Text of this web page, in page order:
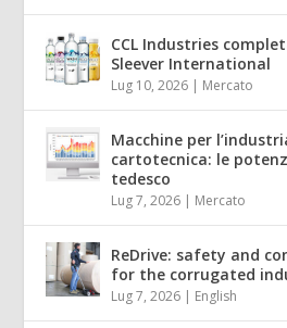
CCL Industries
Sleever International
Lug 10, 2026 | Mercato
Macchine per
cartotecnica: le
tedesco
Lug 7, 2026 | Mercato
ReDrive: safety and
for the corrugated
Lug 7, 2026 | English